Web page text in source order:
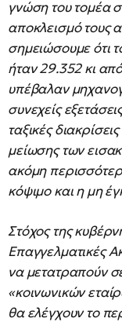
γνώση του τομέα
αποκλεισμό τους
σημειώσουμε ότι
ήταν 29.352 κι
υπέβαλαν
συνεχείς
ταξικές
μείωσης των
ακόμη
κόψιμο και η μη
Στόχος της
Επαγγελματικές
να μετατραπούν
«κοινωνικών
θα ελέγχουν το